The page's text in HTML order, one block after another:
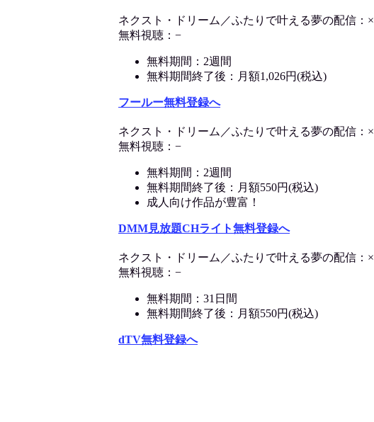
ネクスト・ドリーム／ふたりで叶える夢の配信：×
無料視聴：−
無料期間：2週間
無料期間終了後：月額1,026円(税込)
フールー無料登録へ
ネクスト・ドリーム／ふたりで叶える夢の配信：×
無料視聴：−
無料期間：2週間
無料期間終了後：月額550円(税込)
成人向け作品が豊富！
DMM見放題CHライト無料登録へ
ネクスト・ドリーム／ふたりで叶える夢の配信：×
無料視聴：−
無料期間：31日間
無料期間終了後：月額550円(税込)
dTV無料登録へ